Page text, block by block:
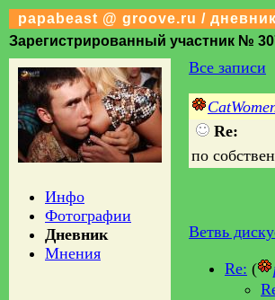
papabeast @ groove.ru / дневник
Зарегистрированный участник №
Инфо
Фотографии
Дневник
Мнения
Все записи
Re:
по
Ветвь
Re: (